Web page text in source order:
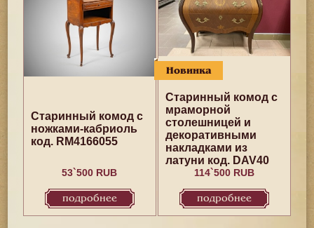
Старинный комод с
ножками-кабриоль
код. RM4166055
53`500 RUB
подробнее
Новинка
Cтаринный комод с
мраморной
столешницей и
декоративными
накладками из
латуни код. DAV40
114`500 RUB
подробнее